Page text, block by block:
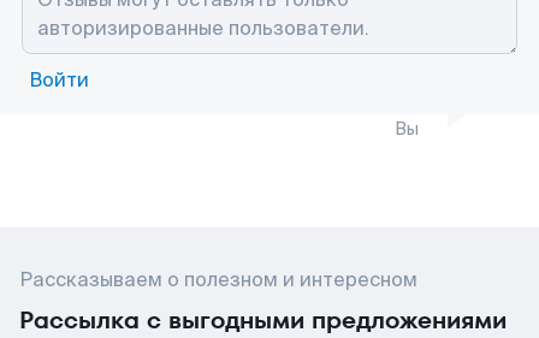
Войти
Вы
Рассказываем о полезном и интересном
Рассылка с выгодными предложениями